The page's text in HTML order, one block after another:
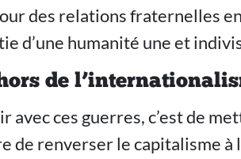
des relations fraternelles
d’une humanité une et
de
avec ces guerres, c’est de
de renverser le capitalisme à